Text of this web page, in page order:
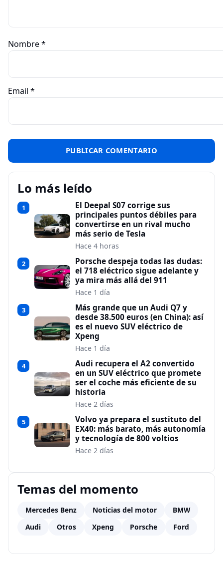
Nombre*
Email *
Lo más leído
1
El Deepal S07 corrige sus
principales puntos débiles para
convertirse en un rival mucho
más serio de Tesla
Hace 4 horas
2
Porsche despeja todas las dudas:
el 718 eléctrico sigue adelante y
ya mira más allá del 911
Hace 1 día
3
Más grande que un Audi Q7 y
desde 38.500 euros (en China): así
es el nuevo SUV eléctrico de
Xpeng
Hace 1 día
4
Audi recupera el A2 convertido
en un SUV eléctrico que promete
ser el coche más eficiente de su
historia
Hace 2 días
5
Volvo ya prepara el sustituto del
EX40: más barato, más autonomía
y tecnología de 800 voltios
Hace 2 días
Temas del momento
Mercedes Benz Noticias del motor
BMW
Audi
Otros Xpeng Porsche Ford